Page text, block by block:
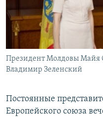
Президент Молдовы Майя
Владимир Зеленский
Постоянные
Европейского союза